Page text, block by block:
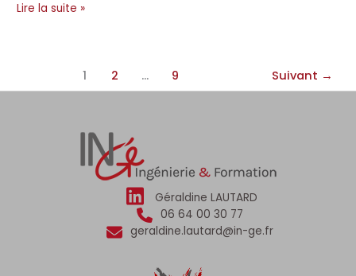
Lire la suite »
1 2 … 9 Suivant →
Géraldine LAUTARD
06 64 00 30 77
geraldine.lautard@in-ge.fr